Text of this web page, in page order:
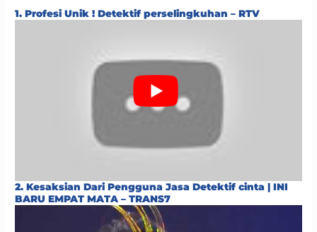
1. Profesi Unik ! Detektif perselingkuhan – RTV
2. Kesaksian Dari Pengguna Jasa Detektif cinta | INI
BARU EMPAT MATA – TRANS7